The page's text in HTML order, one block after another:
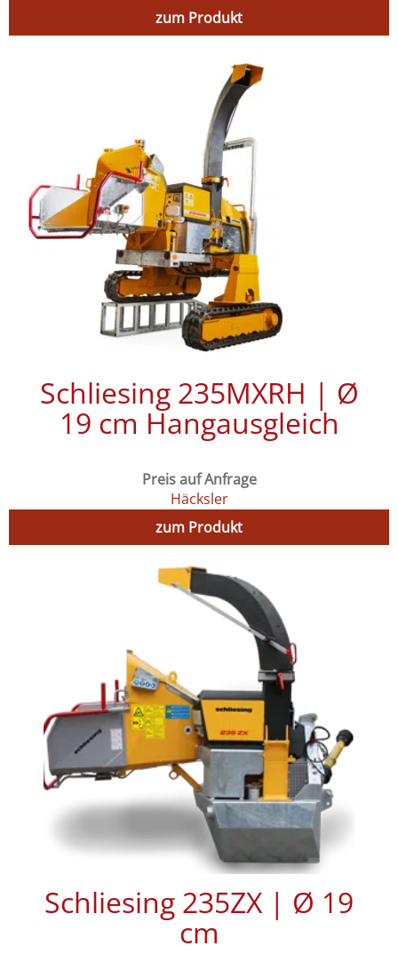
zum Produkt
Schliesing 235MXRH | Ø
19 cm Hangausgleich
Preis auf Anfrage
Häcksler
zum Produkt
Schliesing 235ZX | Ø 19
cm